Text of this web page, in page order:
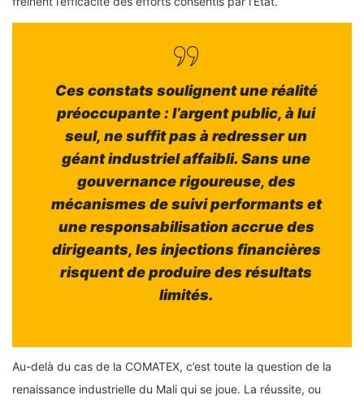
Ces constats soulignent une réalité
préoccupante : l’argent public, à lui
seul, ne suffit pas à redresser un
géant industriel affaibli. Sans une
gouvernance rigoureuse, des
mécanismes de suivi performants et
une responsabilisation accrue des
dirigeants, les injections financières
risquent de produire des résultats
limités.
Au-delà du cas de la COMATEX, c’est toute la question de la
renaissance industrielle du Mali qui se joue. La réussite, ou